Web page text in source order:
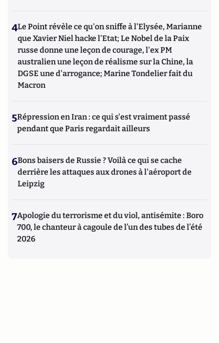
4Le Point révèle ce qu'on sniffe à l'Elysée, Marianne
que Xavier Niel hacke l'Etat; Le Nobel de la Paix
russe donne une leçon de courage, l'ex PM
australien une leçon de réalisme sur la Chine, la
DGSE une d'arrogance; Marine Tondelier fait du
Macron
5Répression en Iran : ce qui s'est vraiment passé
pendant que Paris regardait ailleurs
6Bons baisers de Russie ? Voilà ce qui se cache
derrière les attaques aux drones à l'aéroport de
Leipzig
7Apologie du terrorisme et du viol, antisémite : Boro
700, le chanteur à cagoule de l’un des tubes de l’été
2026